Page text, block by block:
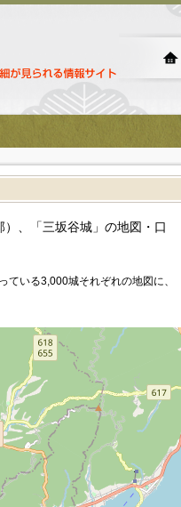
、「三坂谷城」の地図・口
ている3,000城それぞれの地図に、